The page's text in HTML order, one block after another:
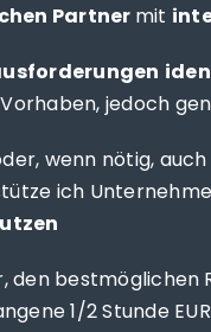
Partner mit
jedoch
wenn nötig,
ich
1/2 Stunde